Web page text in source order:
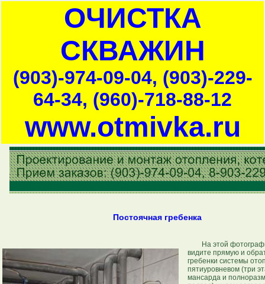
ОЧИСТКА
СКВАЖИН
(903)-974-09-04, (903)-229-
64-34, (960)-718-88-12
www.otmivka.ru
Постоячная гребенка
На этой
видите прямую и
гребенки системы
пятиуровневом (три
мансарда и